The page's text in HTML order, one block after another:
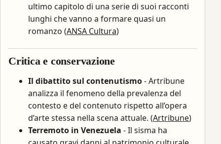
ultimo capitolo di una serie di suoi racconti
lunghi che vanno a formare quasi un
romanzo (ANSA Cultura)
Critica e conservazione
Il dibattito sul contenutismo- Artribune
analizza il fenomeno della prevalenza del
contesto e del contenuto rispetto all’opera
d’arte stessa nella scena attuale. (Artribune)
Terremoto in Venezuela - Il sisma ha